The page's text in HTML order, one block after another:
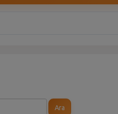
Ara